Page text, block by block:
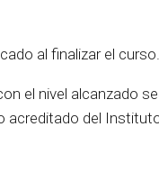
al finalizar el curso.
el nivel alcanzado
del